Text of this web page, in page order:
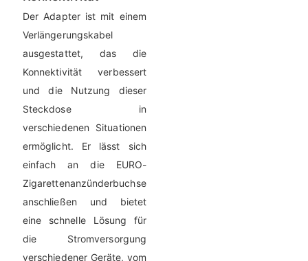
Der Adapter ist mit einem
Verlängerungskabel
ausgestattet, das die
Konnektivität verbessert
und die Nutzung dieser
Steckdose in
verschiedenen Situationen
ermöglicht. Er lässt sich
einfach an die EURO-
Zigarettenanzünderbuchse
anschließen und bietet
eine schnelle Lösung für
die Stromversorgung
verschiedener Geräte, vom